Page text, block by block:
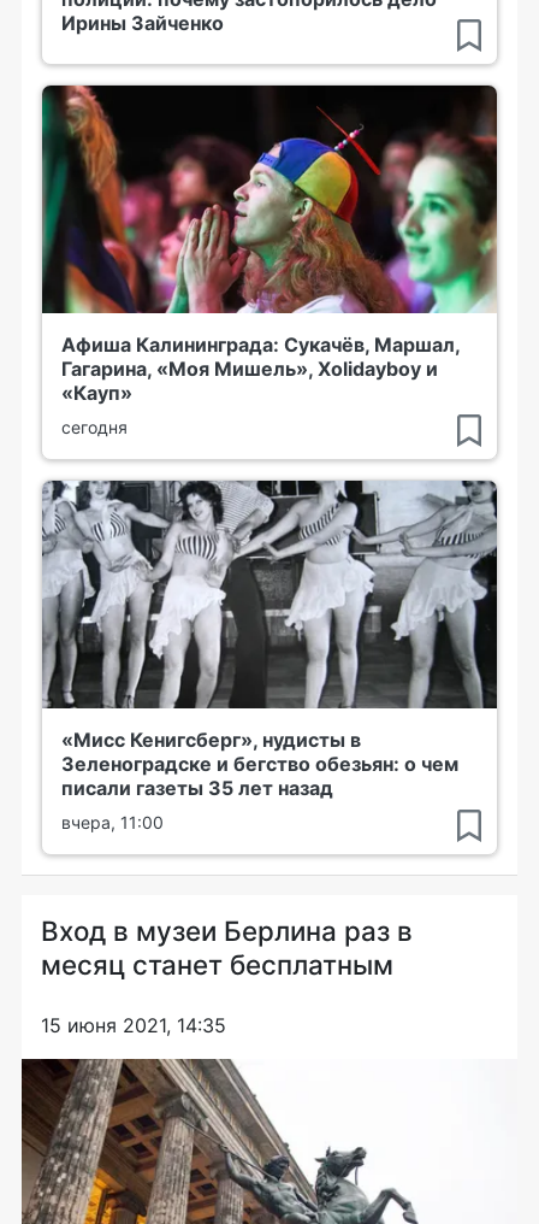
Ирины Зайченко
Афиша Калининграда: Сукачёв, Маршал,
Гагарина, «Моя Мишель», Xolidayboy и
«Кауп»
сегодня
«Мисс Кенигсберг», нудисты в
Зеленоградске и бегство обезьян: о чем
писали газеты 35 лет назад
вчера, 11:00
Вход в музеи Берлина раз в
месяц станет бесплатным
15 июня 2021, 14:35